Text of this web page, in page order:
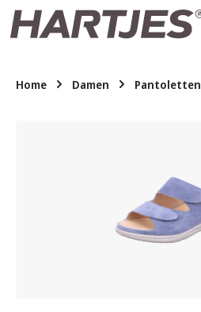
Zum Hauptinhalt springen
Home Damen Pantoletten